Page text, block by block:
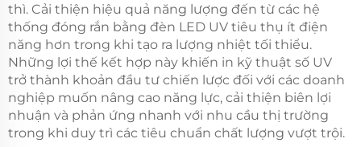
thì. Cải thiện hiệu quả năng lượng đến từ các hệ
thống đóng rắn bằng đèn LED UV tiêu thụ ít điện
năng hơn trong khi tạo ra lượng nhiệt tối thiểu.
Những lợi thế kết hợp này khiến in kỹ thuật số UV
trở thành khoản đầu tư chiến lược đối với các doanh
nghiệp muốn nâng cao năng lực, cải thiện biên lợi
nhuận và phản ứng nhanh với nhu cầu thị trường
trong khi duy trì các tiêu chuẩn chất lượng vượt trội.